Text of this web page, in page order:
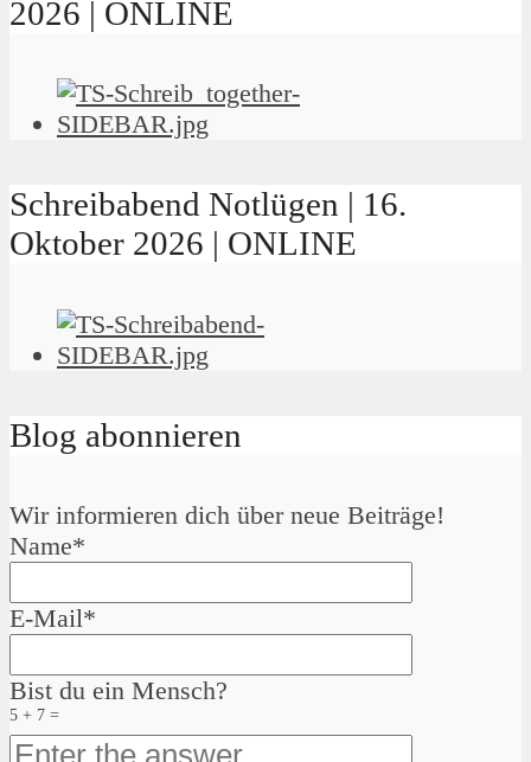
2026 | ONLINE
Schreibabend Notlügen | 16.
Oktober 2026 | ONLINE
Blog abonnieren
Wir informieren dich über neue Beiträge!
Name*
E-Mail*
Bist du ein Mensch?
5 + 7 =